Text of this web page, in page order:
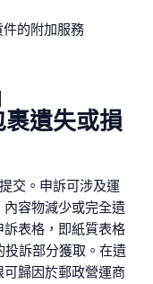
件的附加服務
遺失或損
交。申訴可涉及運
容物減少或完全遺
表格，即紙質表格
投訴部分獲取。在遺
歸因於郵政營運商